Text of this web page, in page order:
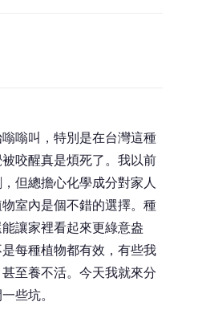
嗡叫，特別是在台灣這種
咬醒真是煩死了。我以前
但總擔心化學成分對家人
室內是個不錯的選擇。種
讓家裡看起來更綠意盎
每種植物都有效，有些我
至養不活。今天我就來分
些坑。